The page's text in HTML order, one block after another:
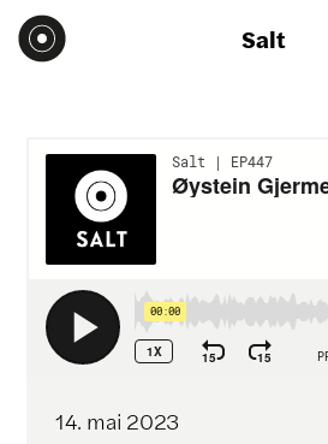
Salt
14. mai 2023